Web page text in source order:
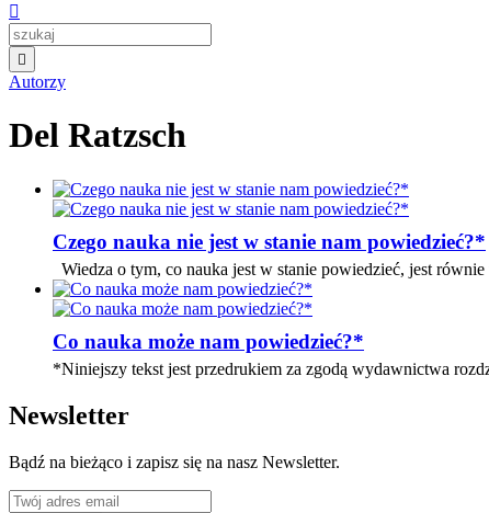


Autorzy
Del Ratzsch
Czego nauka nie jest w stanie nam powiedzieć?*
Wiedza o tym, co nauka jest w stanie powiedzieć, jest
Co nauka może nam powiedzieć?*
*Niniejszy tekst jest przedrukiem za zgodą wydawnictwa
Newsletter
Bądź na bieżąco i zapisz się na nasz Newsletter.